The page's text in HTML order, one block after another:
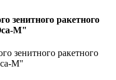
зенитного ракетного
М"